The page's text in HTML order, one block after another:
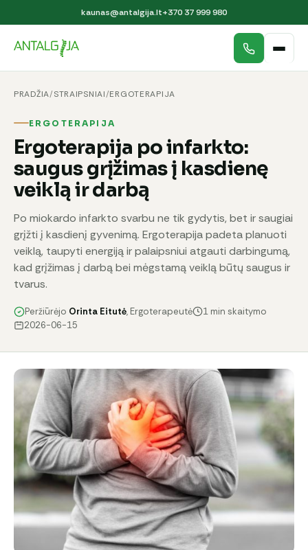
kaunas@antalgija.lt+370 37 999 980
PRADŽIA/STRAIPSNIAI/ERGOTERAPIJA
ERGOTERAPIJA
Ergoterapija po infarkto:
saugus grįžimas į kasdienę
veiklą ir darbą
Po miokardo infarkto svarbu ne tik gydytis, bet ir saugiai
grįžti į kasdienį gyvenimą. Ergoterapija padeta planuoti
veiklą, taupyti energiją ir palaipsniui atgauti darbingumą,
kad grįžimas į darbą bei mėgstamą veiklą būtų saugus ir
tvarus.
Peržiūrėjo Orinta Eitutė, Ergoterapeutė
1 min skaitymo
2026-06-15